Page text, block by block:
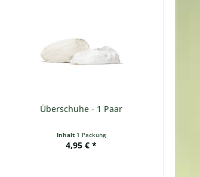
Überschuhe - 1 Paar
Inhalt 1 Packung
4,95 € *